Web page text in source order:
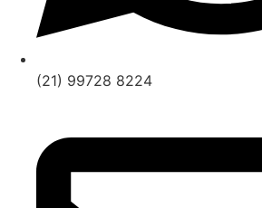
(21) 99728 8224